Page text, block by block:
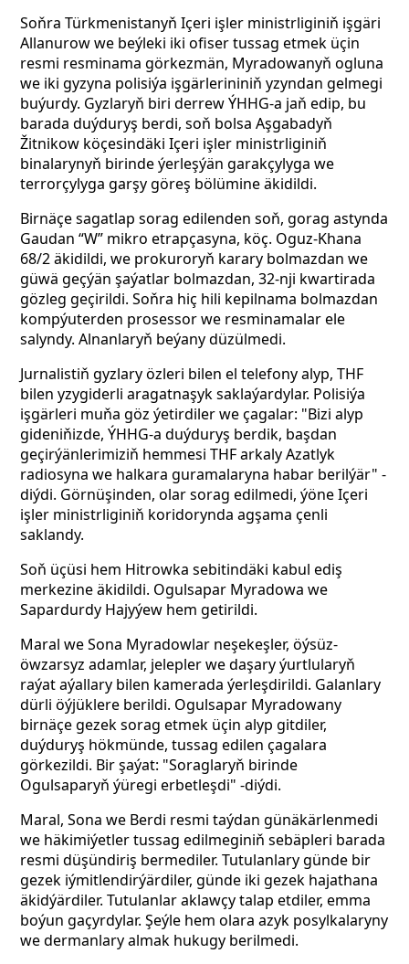
Soňra Türkmenistanyň Içeri işler ministrliginiň işgäri
Allanurow we beýleki iki ofiser tussag etmek üçin
resmi resminama görkezmän, Myradowanyň ogluna
we iki gyzyna polisiýa işgärlerininiň yzyndan gelmegi
buýurdy. Gyzlaryň biri derrew ÝHHG-a jaň edip, bu
barada duýduryş berdi, soň bolsa Aşgabadyň
Žitnikow köçesindäki Içeri işler ministrliginiň
binalarynyň birinde ýerleşýän garakçylyga we
terrorçylyga garşy göreş bölümine äkidildi.
Birnäçe sagatlap sorag edilenden soň, gorag astynda
Gaudan “W” mikro etrapçasyna, köç. Oguz-Khana
68/2 äkidildi, we prokuroryň karary bolmazdan we
güwä geçýän şaýatlar bolmazdan, 32-nji kwartirada
gözleg geçirildi. Soňra hiç hili kepilnama bolmazdan
kompýuterden prosessor we resminamalar ele
salyndy. Alnanlaryň beýany düzülmedi.
Jurnalistiň gyzlary özleri bilen el telefony alyp, THF
bilen yzygiderli aragatnaşyk saklaýardylar. Polisiýa
işgärleri muňa göz ýetirdiler we çagalar: "Bizi alyp
gideniňizde, ÝHHG-a duýduryş berdik, başdan
geçirýänlerimiziň hemmesi THF arkaly Azatlyk
radiosyna we halkara guramalaryna habar berilýär" -
diýdi. Görnüşinden, olar sorag edilmedi, ýöne Içeri
işler ministrliginiň koridorynda agşama çenli
saklandy.
Soň üçüsi hem Hitrowka sebitindäki kabul ediş
merkezine äkidildi. Ogulsapar Myradowa we
Sapardurdy Hajyýew hem getirildi.
Maral we Sona Myradowlar neşekeşler, öýsüz-
öwzarsyz adamlar, jelepler we daşary ýurtlularyň
raýat aýallary bilen kamerada ýerleşdirildi. Galanlary
dürli öýjüklere berildi. Ogulsapar Myradowany
birnäçe gezek sorag etmek üçin alyp gitdiler,
duýduryş hökmünde, tussag edilen çagalara
görkezildi. Bir şaýat: "Soraglaryň birinde
Ogulsaparyň ýüregi erbetleşdi" -diýdi.
Maral, Sona we Berdi resmi taýdan günäkärlenmedi
we häkimiýetler tussag edilmeginiň sebäpleri barada
resmi düşündiriş bermediler. Tutulanlary günde bir
gezek iýmitlendirýärdiler, günde iki gezek hajathana
äkidýärdiler. Tutulanlar aklawçy talap etdiler, emma
boýun gaçyrdylar. Şeýle hem olara azyk posylkalaryny
we dermanlary almak hukugy berilmedi.